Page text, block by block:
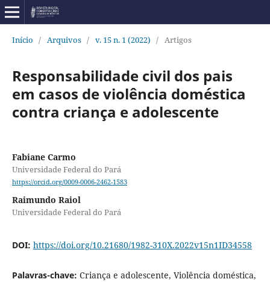
Início / Arquivos / v. 15 n. 1 (2022) / Artigos
Responsabilidade civil dos pais
em casos de violência doméstica
contra criança e adolescente
Fabiane Carmo
Universidade Federal do Pará
https://orcid.org/0009-0006-2462-1583
Raimundo Raiol
Universidade Federal do Pará
DOI: https://doi.org/10.21680/1982-310X.2022v15n1ID34558
Palavras-chave: Criança e adolescente, Violência doméstica,